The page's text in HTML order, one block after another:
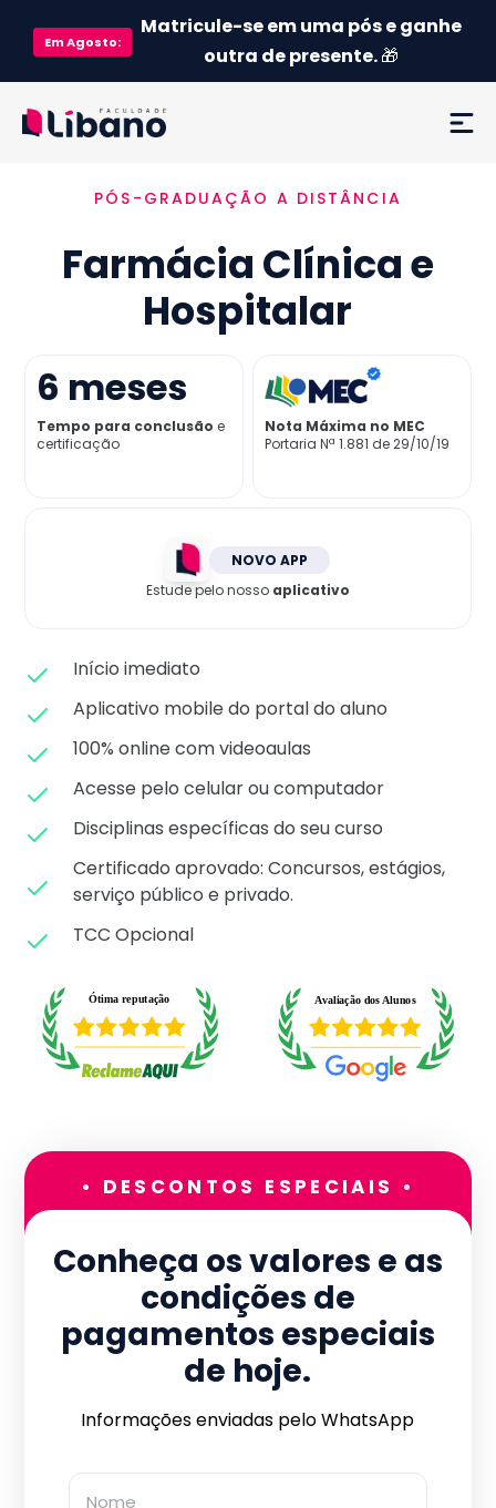
EmAgosto:
Matricule-se em uma pós e ganhe
outra de presente.🎁
Ementa
Como funciona
Credenciamento MEC
Preço
Já sou aluno
PÓS-GRADUAÇÃO A DISTÂNCIA
Farmácia Clínica e
Hospitalar
6 meses
Tempo para conclusão e
certificação
Nota Máxima no MEC
Portaria Nª 1.881 de 29/10/19
NOVO APP
Estude pelo nosso aplicativo
Início imediato
Aplicativo mobile do portal do aluno
100% online com videoaulas
Acesse pelo celular ou computador
Disciplinas específicas do seu curso
Certificado aprovado: Concursos, estágios,
serviço público e privado.
TCC Opcional
• DESCONTOS ESPECIAIS •
Conheça os valores e as
condições de
pagamentos especiais
de hoje.
Informações enviadas pelo WhatsApp